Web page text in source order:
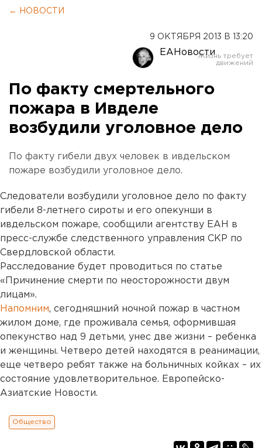
← НОВОСТИ
9 ОКТЯБРЯ 2013 В 13:20
ЕАНовости
По факту смертельного
пожара в Ивделе
возбудили уголовное дело
По факту гибели двух человек в ивдельском
пожаре возбудили уголовное дело.
Следователи возбудили уголовное дело по факту
гибели 8-летнего сироты и его опекунши в
ивдельском пожаре, сообщили агентству ЕАН в
пресс-службе следственного управления СКР по
Свердловской области.
Расследование будет проводиться по статье
«Причинение смерти по неосторожности двум
лицам».
Напомним, сегодняшний ночной пожар в частном
жилом доме, где проживала семья, оформившая
опекунство над 9 детьми, унес две жизни – ребенка
и женщины. Четверо детей находятся в реанимации,
еще четверо ребят также на больничных койках – их
состояние удовлетворительное. Европейско-
Азиатские Новости.
Общество